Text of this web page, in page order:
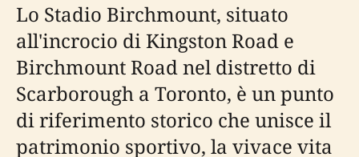
Lo Stadio Birchmount, situato
all'incrocio di Kingston Road e
Birchmount Road nel distretto di
Scarborough a Toronto, è un punto
di riferimento storico che unisce il
patrimonio sportivo, la vivace vita